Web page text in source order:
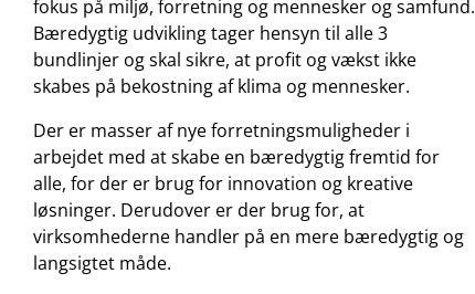
fokus på miljø, forretning og mennesker og samfund.
Bæredygtig udvikling tager hensyn til alle 3
bundlinjer og skal sikre, at profit og vækst ikke
skabes på bekostning af klima og mennesker.
Der er masser af nye forretningsmuligheder i
arbejdet med at skabe en bæredygtig fremtid for
alle, for der er brug for innovation og kreative
løsninger. Derudover er der brug for, at
virksomhederne handler på en mere bæredygtig og
langsigtet måde.